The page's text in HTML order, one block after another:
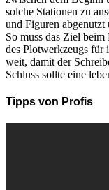
solche Stationen zu
und Figuren abgenutzt
So muss das Ziel beim
des Plotwerkzeugs für
weit, damit der
Schluss sollte eine
Tipps von Profis